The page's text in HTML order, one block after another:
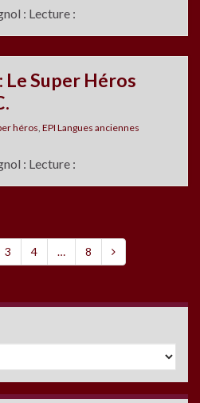
: Lecture :
Le Super Héros
héros EPI Langues anciennes
: Lecture :
3 4 … 8